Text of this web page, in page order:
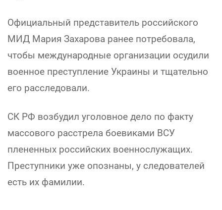
Официальный представитель российского
МИД Мария Захарова ранее потребовала,
чтобы международные организации осудили
военное преступление Украины и тщательно
его расследовали.
СК РФ возбудил уголовное дело по факту
массового расстрела боевиками ВСУ
плененных российских военнослужащих.
Преступники уже опознаны, у следователей
есть их фамилии.